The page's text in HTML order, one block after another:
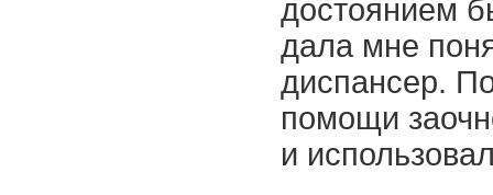
достоянием
дала мне
диспансер.
помощи
и